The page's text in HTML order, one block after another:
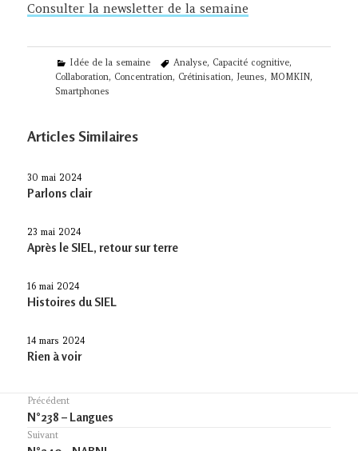
Consulter la newsletter de la semaine
Categories
Idée de la semaine Tags
Analyse, Capacité cognitive,
Collaboration, Concentration, Crétinisation, Jeunes, MOMKIN,
Smartphones
Articles Similaires
30 mai 2024
Parlons clair
23 mai 2024
Après le SIEL, retour sur terre
16 mai 2024
Histoires du SIEL
14 mars 2024
Rien à voir
Navigation
de
l’article
Précédent
Previous
post:
N°238 – Langues
Suivant